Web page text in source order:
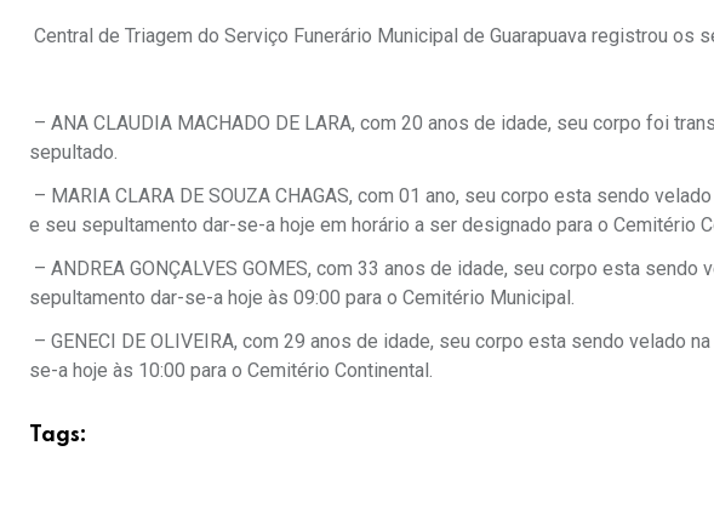
Central de Triagem do Serviço Funerário Municipal de Guarapuava registrou os
– ANA CLAUDIA MACHADO DE LARA, com 20 anos de idade, seu corpo foi
sepultado.
– MARIA CLARA DE SOUZA CHAGAS, com 01 ano, seu corpo esta sendo
e seu sepultamento dar-se-a hoje em horário a ser designado para o Cemitério
– ANDREA GONÇALVES GOMES, com 33 anos de idade, seu corpo esta
sepultamento dar-se-a hoje às 09:00 para o Cemitério Municipal.
– GENECI DE OLIVEIRA, com 29 anos de idade, seu corpo esta sendo velado
se-a hoje às 10:00 para o Cemitério Continental.
Tags: